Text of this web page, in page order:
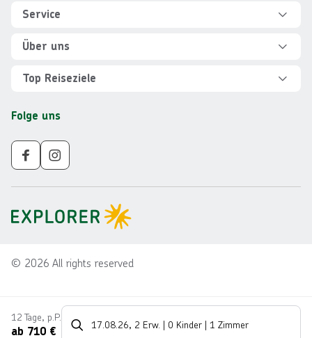
12 Tage, p.P.
ab 710 € 17.08.26, 2 Erw. | 0 Kinder | 1 Zimmer
Footer navigation
Service
Hilfe und FAQ
Individuelle Reiseplanung
Newsletter
Nachhaltigkeit
Reisetrends
Über uns
Über Explorer
Für Partner
Veranstalter AGB
Barrierefreiheit
Top Reiseziele
Rundreisen Norwegen
Rundreisen Mauritius
Rundreisen Schweden
Folge uns
© 2026 All rights reserved